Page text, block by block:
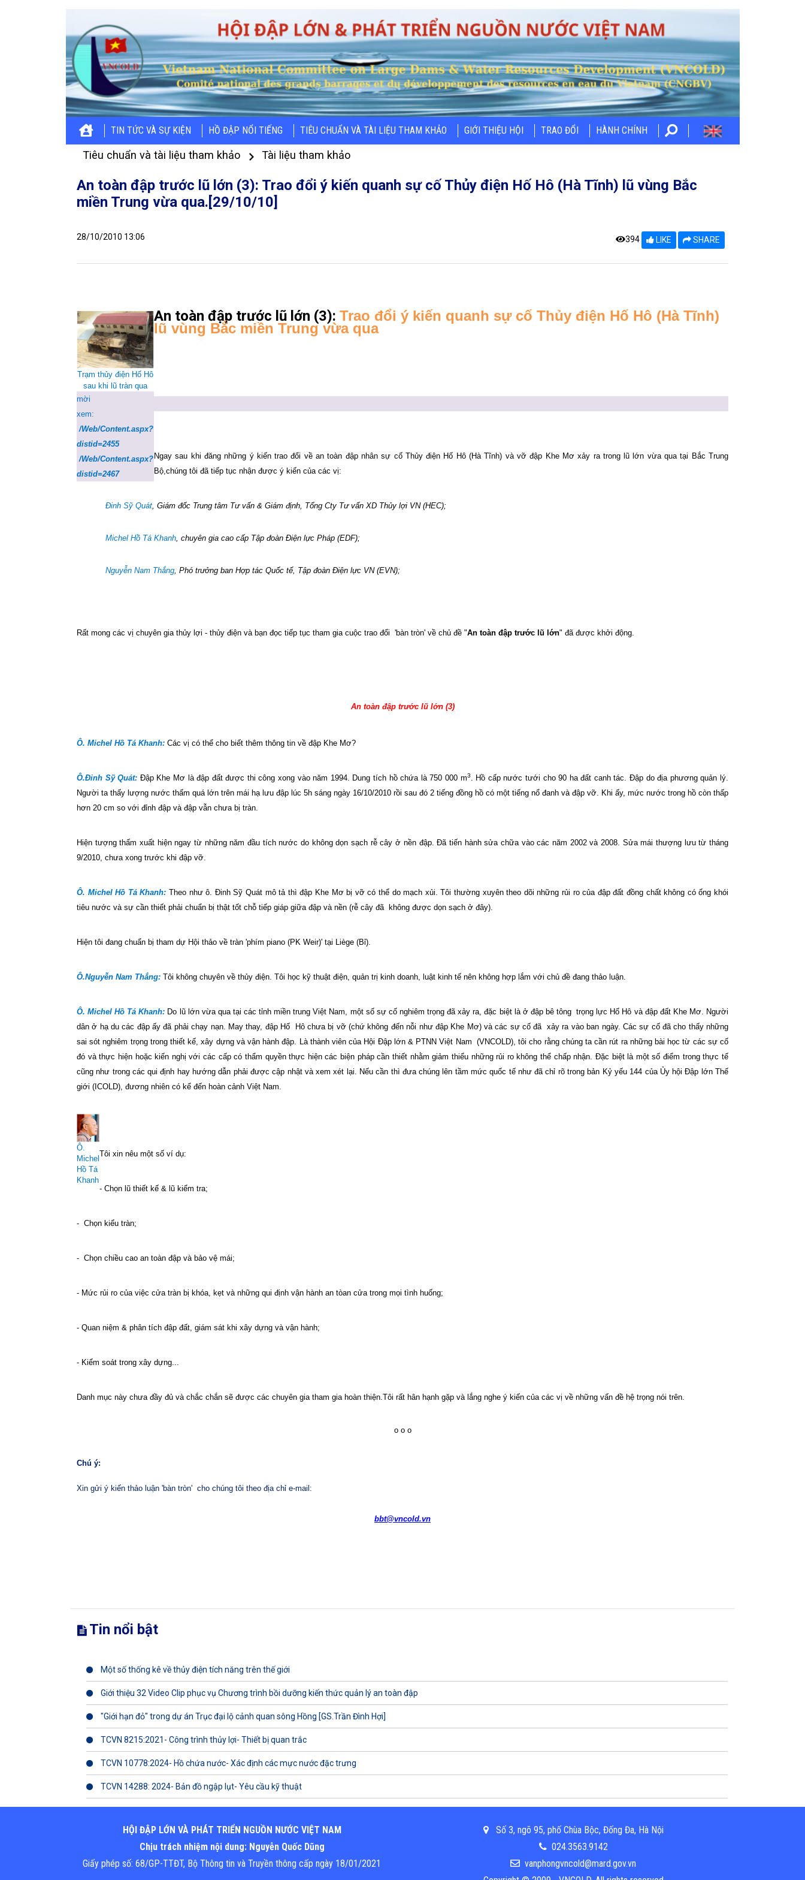
TIN TỨC VÀ SỰ KIỆN HỒ ĐẬP NỔI TIẾNG TIÊU CHUẨN VÀ TÀI LIỆU THAM KHẢO GIỚI THIỆU HỘI TRAO ĐỔI HÀNH CHÍNH
Tiêu chuẩn và tài liệu tham khảo Tài liệu tham khảo
An toàn đập trước lũ lớn (3): Trao đổi ý kiến quanh sự cố Thủy điện Hố Hô (Hà Tĩnh) lũ vùng Bắc
miền Trung vừa qua.[29/10/10]
28/10/2010 13:06 394 LIKE SHARE
Trạm thủy điện Hố Hô
sau khi lũ tràn qua
mời
xem:
/Web/Content.aspx?
distid=2455
/Web/Content.aspx?
distid=2467
An toàn đập trước lũ lớn (3): Trao đổi ý kiến quanh sự cố Thủy điện Hố Hô (Hà Tĩnh)
lũ vùng Bắc miền Trung vừa qua
Ngay sau khi đăng những ý kiến trao đổi về an toàn đập nhân sự cố Thủy điện Hố Hô (Hà Tĩnh) và vỡ đập Khe Mơ xảy ra trong lũ lớn vừa qua tại Bắc Trung
Bộ,chúng tôi đã tiếp tục nhận được ý kiến của các vị:
Đinh Sỹ Quát, Giám đốc Trung tâm Tư vấn & Giám định, Tổng Cty Tư vấn XD Thủy lợi VN (HEC);
Michel Hồ Tá Khanh, chuyên gia cao cấp Tập đoàn Điện lực Pháp (EDF);
Nguyễn Nam Thắng, Phó trưởng ban Hợp tác Quốc tế, Tập đoàn Điện lực VN (EVN);
Rất mong các vị chuyên gia thủy lợi - thủy điện và bạn đọc tiếp tục tham gia cuộc trao đổi 'bàn tròn' về chủ đề "An toàn đập trước lũ lớn" đã được khởi động.
An toàn đập trước lũ lớn (3)
Ô. Michel Hồ Tá Khanh: Các vị có thể cho biết thêm thông tin về đập Khe Mơ?
Ô.Đinh Sỹ Quát: Đập Khe Mơ là đập đất được thi công xong vào năm 1994. Dung tích hồ chứa là 750 000 m3. Hồ cấp nước tưới cho 90 ha đất canh tác. Đập do địa phương quản lý.
Người ta thấy lượng nước thấm quá lớn trên mái hạ lưu đập lúc 5h sáng ngày 16/10/2010 rồi sau đó 2 tiếng đồng hồ có một tiếng nổ đanh và đập vỡ. Khi ấy, mức nước trong hồ còn thấp
hơn 20 cm so với đỉnh đập và đập vẫn chưa bị tràn.
Hiện tượng thấm xuất hiện ngay từ những năm đầu tích nước do không dọn sạch rễ cây ở nền đập. Đã tiến hành sửa chữa vào các năm 2002 và 2008. Sửa mái thượng lưu từ tháng
9/2010, chưa xong trước khi đập vỡ.
Ô. Michel Hồ Tá Khanh: Theo như ô. Đinh Sỹ Quát mô tả thì đập Khe Mơ bị vỡ có thể do mạch xủi. Tôi thường xuyên theo dõi những rủi ro của đập đất đồng chất không có ống khói
tiêu nước và sự cần thiết phải chuẩn bị thật tốt chỗ tiếp giáp giữa đập và nền (rễ cây đã
không được dọn sạch ở đây).
Hiện tôi đang chuẩn bị tham dự Hội thảo về tràn 'phím piano (PK Weir)' tại Liège (Bỉ).
Ô.Nguyễn Nam Thắng: Tôi không chuyên về thủy điện. Tôi học kỹ thuật điện, quản trị kinh doanh, luật kinh tế nên không hợp lắm với chủ đề đang thảo luận.
Ô. Michel Hồ Tá Khanh: Do lũ lớn vừa qua tại các tỉnh miền trung Việt Nam, một số sự cố nghiêm trọng đã xảy ra, đặc biệt là ở đập bê tông trọng lực Hố Hô và đập đất Khe Mơ. Người
dân ở hạ du các đập ấy đã phải chạy nạn. May thay, đập Hố
Hô chưa bị vỡ (chứ không đến nỗi như đập Khe Mơ) và các sự cố đã xảy ra vào ban ngày. Các sự cố đã cho thấy những
sai sót nghiêm trọng trong thiết kế, xây dựng và vận hành đập. Là thành viên của Hội Đập lớn & PTNN Việt Nam
(VNCOLD), tôi cho rằng chúng ta cần rút ra những bài học từ các sự cố
đó và thực hiện hoặc kiến nghị với các cấp có thẩm quyền thực hiện các biện pháp cần thiết nhằm giảm thiểu những rủi ro không thể chấp nhận. Đặc biệt là một số điểm trong thực tế
cũng như trong các qui định hay hướng dẫn phải được cập nhật và xem xét lại. Nếu cần thì đưa chúng lên tầm mức quốc tế như đã chỉ rõ trong bản Kỷ yếu 144 của Ủy hội Đập lớn Thế
giới (ICOLD), đương nhiên có kể đến hoàn cảnh Việt Nam.
Ô.
Michel
Hồ Tá
Khanh
Tôi xin nêu một số ví dụ:
- Chọn lũ thiết kế & lũ kiểm tra;
- Chọn kiểu tràn;
- Chọn chiều cao an toàn đập và bảo vệ mái;
- Mức rủi ro của việc cửa tràn bị khóa, kẹt và những qui định vận hành an tòan cửa trong mọi tình huống;
- Quan niệm & phân tích đập đất, giám sát khi xây dựng và vận hành;
- Kiểm soát trong xây dựng...
Danh mục này chưa đầy đủ và chắc chắn sẽ được các chuyên gia tham gia hoàn thiện.Tôi rất hân hạnh gặp và lắng nghe ý kiến của các vị về những vấn đề hệ trọng nói trên.
o o o
Chú ý:
Xin gửi ý kiến thảo luận 'bàn tròn' cho chúng tôi theo địa chỉ e-mail:
bbt@vncold.vn
Tin nổi bật
Một số thống kê về thủy điện tích năng trên thế giới
Giới thiệu 32 Video Clip phục vụ Chương trình bồi dưỡng kiến thức quản lý an toàn đập
"Giới hạn đỏ" trong dự án Trục đại lộ cảnh quan sông Hồng [GS.Trần Đình Hợi]
TCVN 8215:2021- Công trình thủy lợi- Thiết bị quan trắc
TCVN 10778:2024- Hồ chứa nước- Xác định các mực nước đặc trưng
TCVN 14288: 2024- Bản đồ ngập lụt- Yêu cầu kỹ thuật
HỘI ĐẬP LỚN VÀ PHÁT TRIỂN NGUỒN NƯỚC VIỆT NAM
Chịu trách nhiệm nội dung: Nguyễn Quốc Dũng
Giấy phép số: 68/GP-TTĐT, Bộ Thông tin và Truyền thông cấp ngày 18/01/2021
Số 3, ngõ 95, phố Chùa Bộc, Đống Đa, Hà Nội
024.3563.9142
vanphongvncold@mard.gov.vn